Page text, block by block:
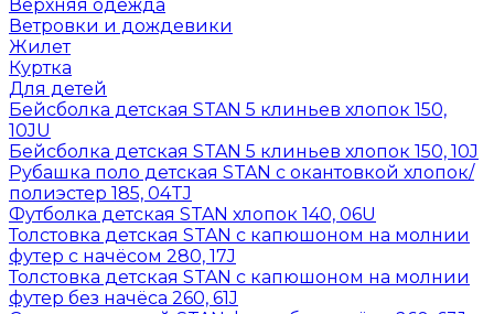
Верхняя одежда
Ветровки и дождевики
Жилет
Куртка
Для детей
Бейсболка детская STAN 5 клиньев хлопок 150,
10JU
Бейсболка детская STAN 5 клиньев хлопок 150, 10J
Рубашка поло детская STAN с окантовкой хлопок/
полиэстер 185, 04TJ
Футболка детская STAN хлопок 140, 06U
Толстовка детская STAN с капюшоном на молнии
футер с начёсом 280, 17J
Толстовка детская STAN с капюшоном на молнии
футер без начёса 260, 61J